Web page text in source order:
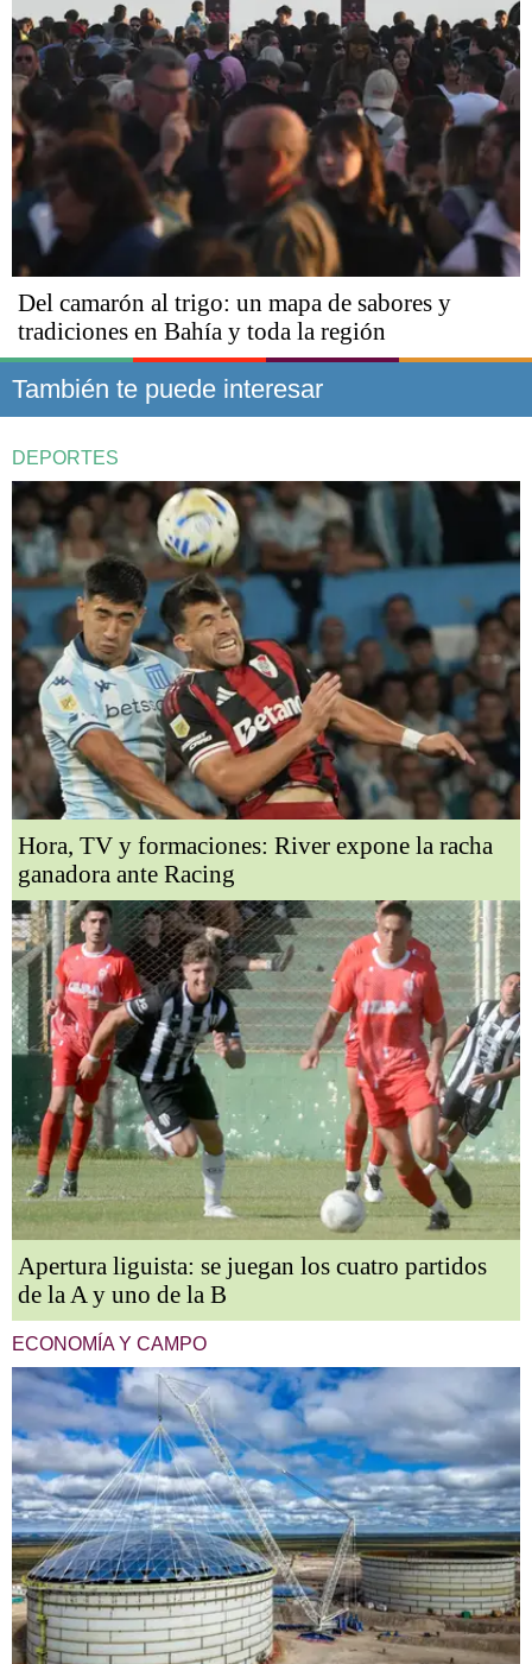
Del camarón al trigo: un mapa de sabores y
tradiciones en Bahía y toda la región
También te puede interesar
DEPORTES
Hora, TV y formaciones: River expone la racha
ganadora ante Racing
Apertura liguista: se juegan los cuatro partidos
de la A y uno de la B
ECONOMÍA Y CAMPO